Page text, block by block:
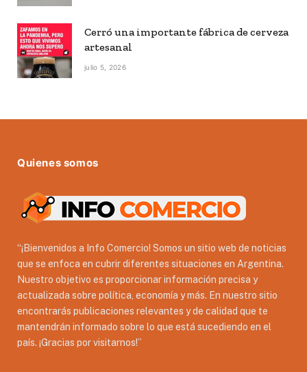
Cerró una importante fábrica de cerveza
artesanal
julio 5, 2026
Quienes somos
“¡Bienvenidos a Info Comercio! Somos un sitio web de noticias
que se enfoca en cubrir diferentes situaciones en Argentina.
Nuestro objetivo es proporcionar información precisa y
actualizada sobre política, economía y más. En nuestro sitio
encontrarás publicaciones relevantes y de calidad que te
mantendrán informado sobre lo que está sucediendo en el
país. ¡Gracias por visitarnos!”